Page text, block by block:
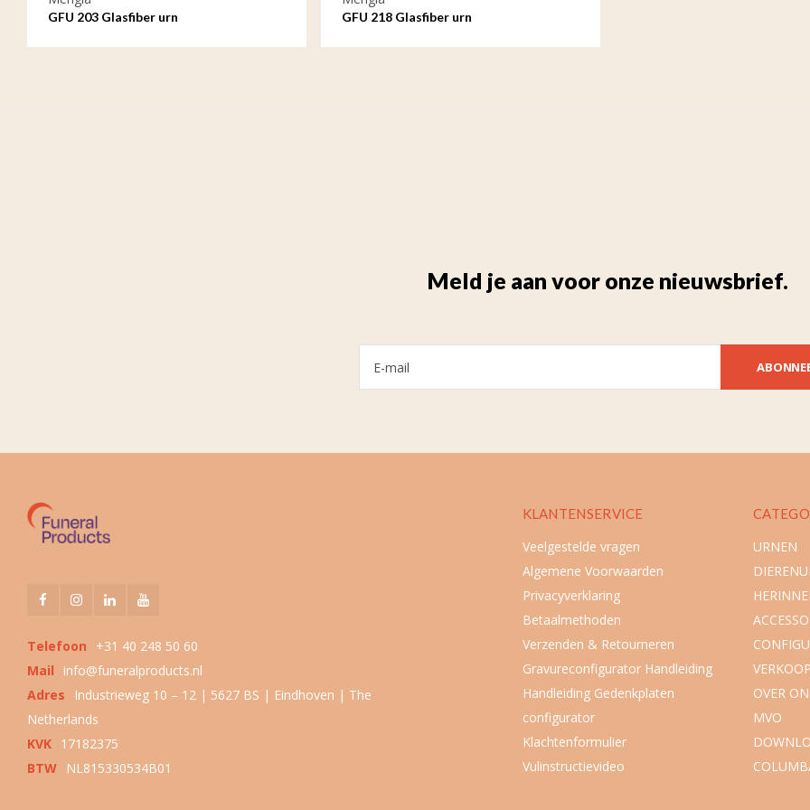
GFU 203 Glasfiber urn GFU 218 Glasfiber urn
Meld je aan voor onze nieuwsbrief.
Telefoon
+31 40 248 50 60
Mail
info@funeralproducts.nl
Adres
Industrieweg 10 – 12 | 5627 BS | Eindhoven | The
Netherlands
KVK 17182375
BTW
NL815330534B01
KLANTENSERVICE
Veelgestelde vragen
Algemene Voorwaarden
Privacyverklaring
Betaalmethoden
Verzenden & Retourneren
Gravureconfigurator Handleiding
Handleiding Gedenkplaten
configurator
Klachtenformulier
Vulinstructievideo
URNEN
OVER
MVO